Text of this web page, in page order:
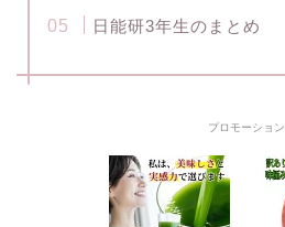
日能研3年生のまとめ
プロモーション